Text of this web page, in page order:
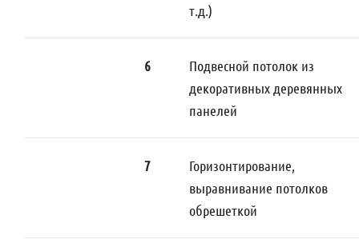
т.д.)
6
Подвесной потолок из
декоративных деревянных
панелей
7
Горизонтирование,
выравнивание потолков
обрешеткой